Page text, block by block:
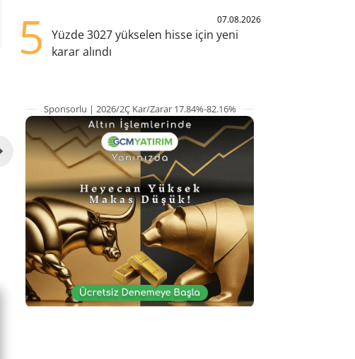
5 07.08.2026
Yüzde 3027 yükselen hisse için yeni
karar alındı
Sponsorlu | 2026/2Ç Kar/Zarar 17.84%-82.16%